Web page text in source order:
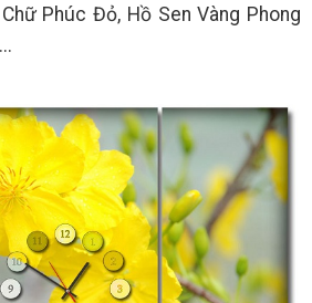
Phúc Đỏ, Hồ Sen Vàng Phong